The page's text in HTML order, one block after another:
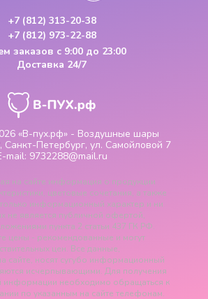
«В-пух.рф» - Воздушные шары
Санкт-Петербург, ул. Самойловой 7
mail: 9732288@mail.ru
+7 (812) 313-20-38
+7 (812) 973-22-88
заказов с 9:00 до 23:00
Доставка 24/7
на сайте информация о продукции
цветовые сочетания, а также
только информационный характер и ни
не является публичной офертой,
пункта 2 статьи 437 ГК РФ.
цены - рекомендованные и могут
цен. Все данные,
сайте, носят сугубо информационный
исчерпывающими. Для получения
необходимо обращаться к
по указанным на сайте телефонам.